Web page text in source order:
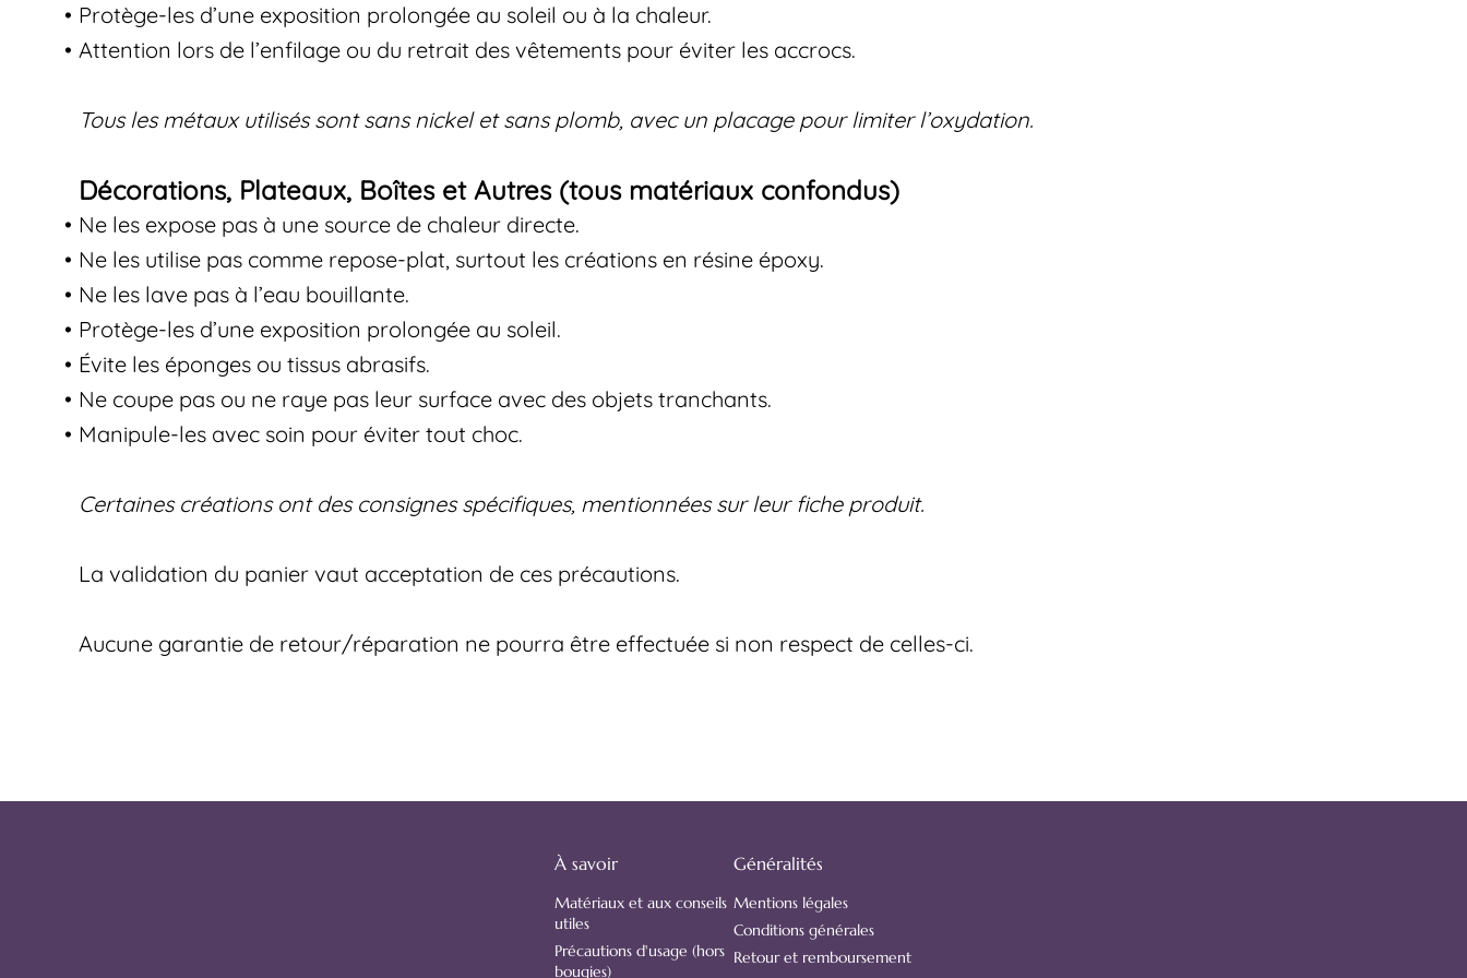
Protège-les d’une exposition prolongée au soleil ou à la chaleur.
Attention lors de l’enfilage ou du retrait des vêtements pour éviter les accrocs.
Tous les métaux utilisés sont sans nickel et sans plomb, avec un placage pour limiter l’oxydation.
Décorations, Plateaux, Boîtes et Autres (tous matériaux confondus)
Ne les expose pas à une source de chaleur directe.
Ne les utilise pas comme repose-plat, surtout les créations en résine époxy.
Ne les lave pas à l’eau bouillante.
Protège-les d’une exposition prolongée au soleil.
Évite les éponges ou tissus abrasifs.
Ne coupe pas ou ne raye pas leur surface avec des objets tranchants.
Manipule-les avec soin pour éviter tout choc.
Certaines créations ont des consignes spécifiques, mentionnées sur leur fiche produit.
La validation du panier vaut acceptation de ces précautions.
Aucune garantie de retour/réparation ne pourra être effectuée si non respect de celles-ci.
À savoir
Matériaux et aux conseils
utiles
Précautions d'usage (hors
bougies)
Généralités
Mentions légales
Conditions générales
Retour et remboursement